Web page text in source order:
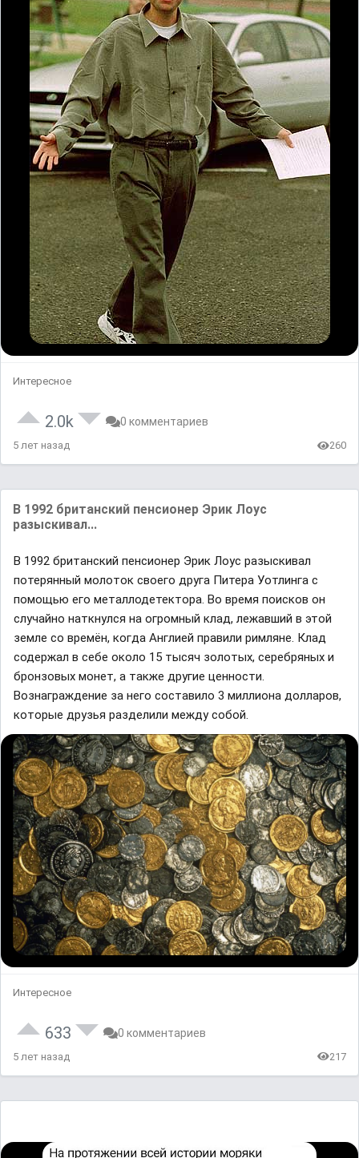
Интересное
2.0k 0 комментариев
5 лет назад 260
В 1992 британский пенсионер Эрик Лоус
разыскивал...
В 1992 британский пенсионер Эрик Лоус разыскивал
потерянный молоток своего друга Питера Уотлинга с
помощью его металлодетектора. Во время поисков он
случайно наткнулся на огромный клад, лежавший в этой
земле со времён, когда Англией правили римляне. Клад
содержал в себе около 15 тысяч золотых, серебряных и
бронзовых монет, а также другие ценности.
Вознаграждение за него составило 3 миллиона долларов,
которые друзья разделили между собой.
Интересное
633 0 комментариев
5 лет назад 217